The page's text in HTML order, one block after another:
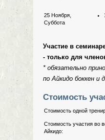
25 Ноября,
Суббота
Участие в
- только для
* обязательно
по Айкидо боккен и
Стоимость
Стоимость одной
Стоимость участия во
Айкидо: